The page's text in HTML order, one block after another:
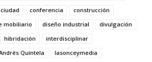
ciudad conferencia
construcción
mobiliario diseño industrial
divulgación
hibridación
interdisciplinar
Quintela
lasonceymedia